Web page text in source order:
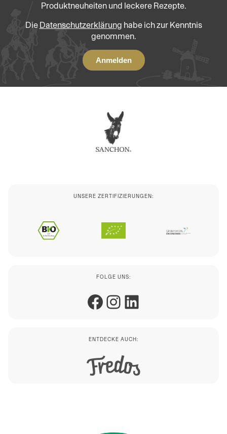
Produktneuheiten und leckere Rezepte.
Die Datenschutzerklärung habe ich zur Kenntnis
genommen.
UNSERE ZERTIFIZIERUNGEN:
FOLGE UNS:
Facebook
Instagram
LinkedIn
ENTDECKE AUCH: